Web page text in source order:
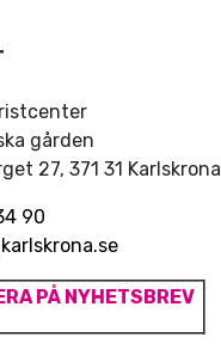
gården
27, 371 31 Karlskrona
90
PÅ NYHETSBREV